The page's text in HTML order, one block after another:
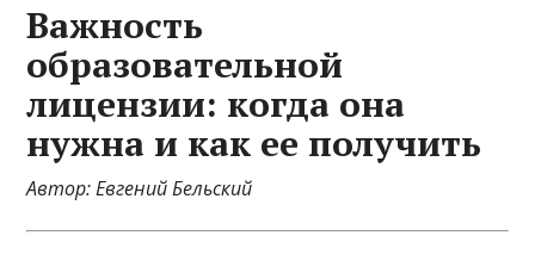
Важность
образовательной
лицензии: когда она
нужна и как ее получить
Автор: Евгений Бельский